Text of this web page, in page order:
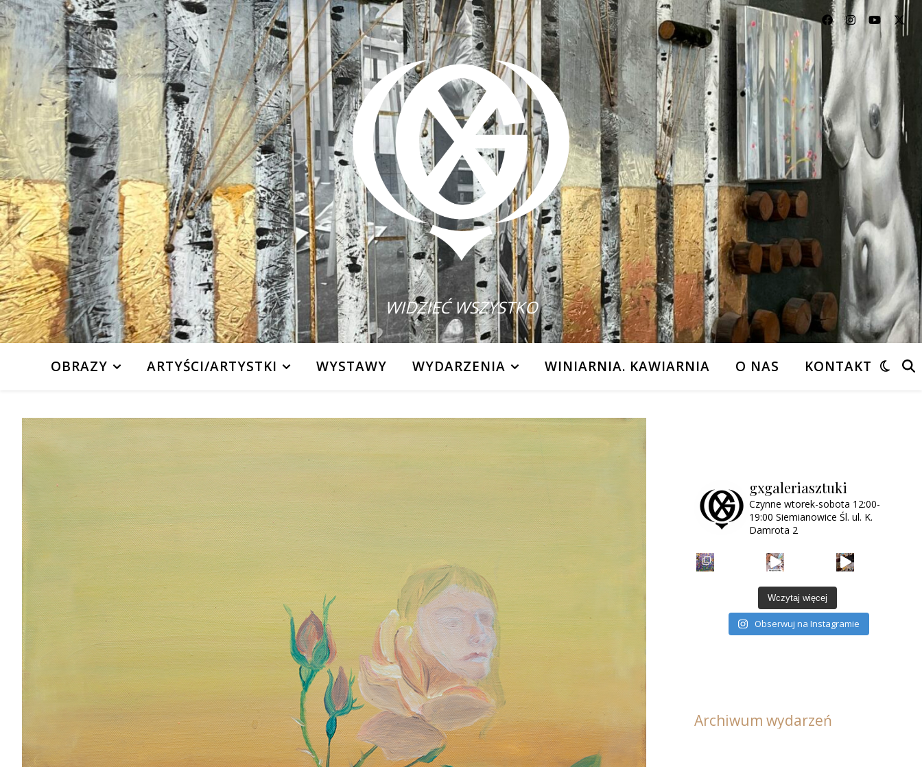
WIDZIEĆ WSZYSTKO
OBRAZY ARTYŚCI/ARTYSTKI WYSTAWY WYDARZENIA WINIARNIA. KAWIARNIA O NAS KONTAKT
gxgaleriasztuki
Czynne wtorek-sobota 12:00-
19:00 Siemianowice Śl. ul. K.
Damrota 2
Wczytaj więcej
Obserwuj na Instagramie
Archiwum wydarzeń